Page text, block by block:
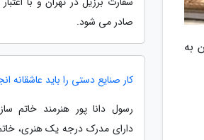
به
صادر می شود.
کار صنایع دستی را باید عاشقانه
رسول دانا پور هنرمند خاتم
دارای مدرک درجه یک هنری،